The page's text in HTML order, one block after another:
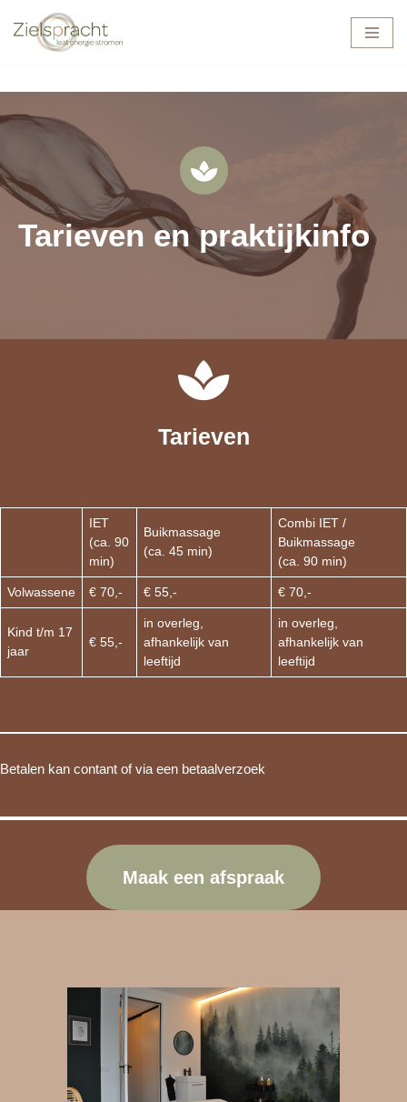
de
inhoud
Tarieven en praktijkinfo
Tarieven
IET
(ca. 90
min)
Buikmassage
(ca. 45 min)
Combi IET /
Buikmassage
(ca. 90 min)
Volwassene € 70,- € 55,- € 70,-
Kind t/m 17
jaar
€ 55,-
in overleg,
afhankelijk van
leeftijd
in overleg,
afhankelijk van
leeftijd
Betalen kan contant of via een betaalverzoek
Maak een afspraak